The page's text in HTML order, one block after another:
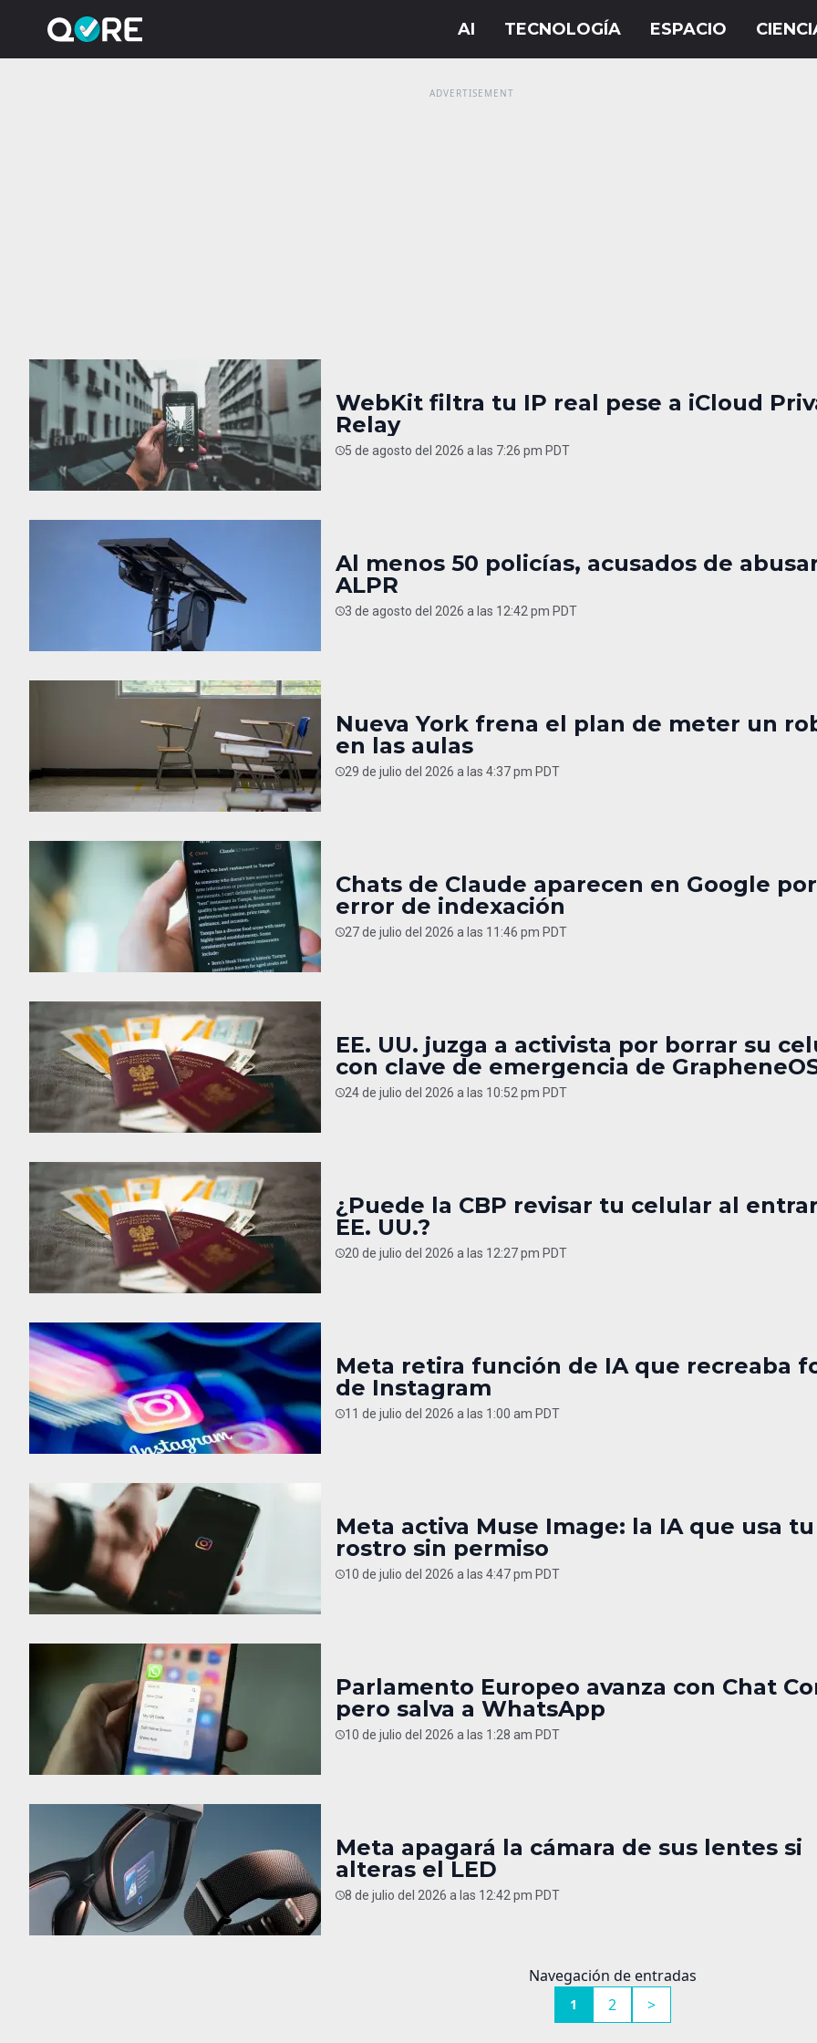
WebKit filtra tu IP real pese a iCloud
Relay
5 de agosto del 2026 a las 7:26 pm PDT
Al menos 50 policías, acusados de
ALPR
3 de agosto del 2026 a las 12:42 pm PDT
Nueva York frena el plan de meter un
en las aulas
29 de julio del 2026 a las 4:37 pm PDT
Chats de Claude aparecen en Google por
error de indexación
27 de julio del 2026 a las 11:46 pm PDT
EE. UU. juzga a activista por borrar su
con clave de emergencia de
24 de julio del 2026 a las 10:52 pm PDT
¿Puede la CBP revisar tu celular al
EE. UU.?
20 de julio del 2026 a las 12:27 pm PDT
Meta retira función de IA que recreaba
de Instagram
11 de julio del 2026 a las 1:00 am PDT
Meta activa Muse Image: la IA que usa tu
rostro sin permiso
10 de julio del 2026 a las 4:47 pm PDT
Parlamento Europeo avanza con Chat
pero salva a WhatsApp
10 de julio del 2026 a las 1:28 am PDT
Meta apagará la cámara de sus lentes si
alteras el LED
8 de julio del 2026 a las 12:42 pm PDT
Navegación de entradas
1 2 >